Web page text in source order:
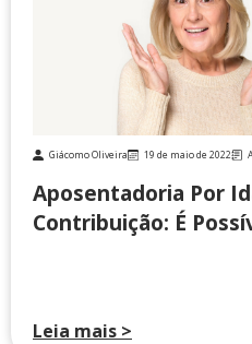
Giácomo Oliveira 19 de maio de 2022
Aposentadoria Por
Contribuição: É
Leia mais >